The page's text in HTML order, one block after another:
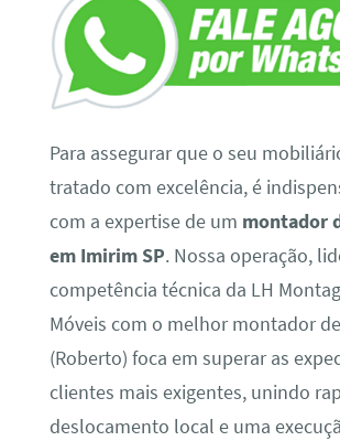
Para assegurar que o seu
tratado com excelência, é
com a expertise de um montador
em Imirim SP. Nossa operação,
competência técnica da LH
Móveis com o melhor montador
(Roberto) foca em superar as
clientes mais exigentes, unindo
deslocamento local e uma